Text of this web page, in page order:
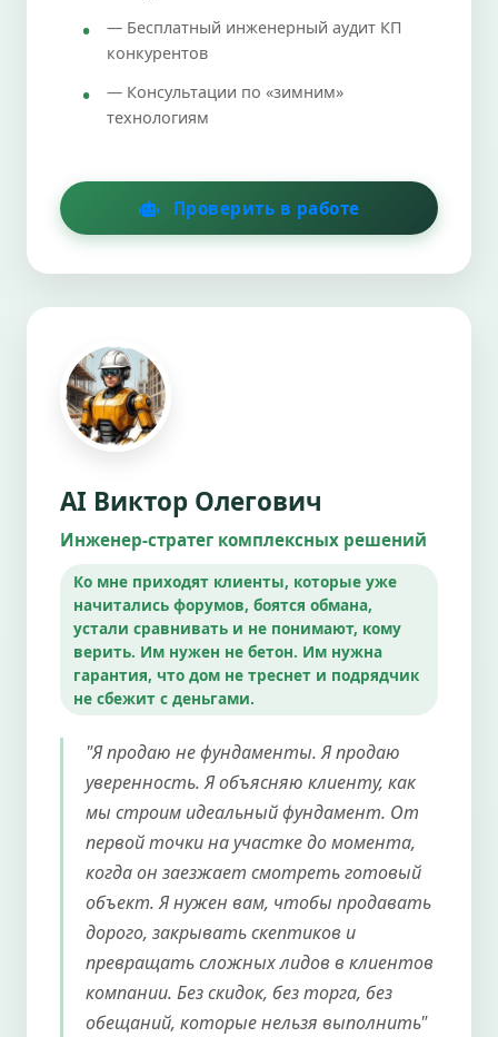
— Бесплатный инженерный аудит КП
конкурентов
— Консультации по «зимним»
технологиям
Проверить в работе
AI Виктор Олегович
Инженер-стратег комплексных решений
Ко мне приходят клиенты, которые уже
начитались форумов, боятся обмана,
устали сравнивать и не понимают, кому
верить. Им нужен не бетон. Им нужна
гарантия, что дом не треснет и подрядчик
не сбежит с деньгами.
"Я продаю не фундаменты. Я продаю
уверенность. Я объясняю клиенту, как
мы строим идеальный фундамент. От
первой точки на участке до момента,
когда он заезжает смотреть готовый
объект. Я нужен вам, чтобы продавать
дорого, закрывать скептиков и
превращать сложных лидов в клиентов
компании. Без скидок, без торга, без
обещаний, которые нельзя выполнить"